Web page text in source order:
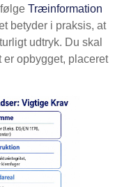
Træinformation
betyder i praksis, at
udtryk. Du skal
er opbygget, placeret